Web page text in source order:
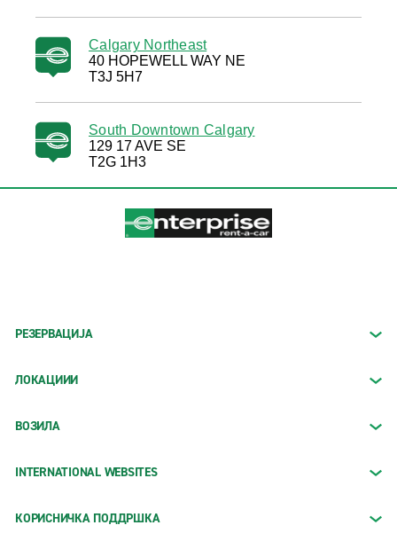
Calgary Northeast
40 HOPEWELL WAY NE
T3J 5H7
South Downtown Calgary
129 17 AVE SE
T2G 1H3
РЕЗЕРВАЦИЈА
ЛОКАЦИИИ
ВОЗИЛА
INTERNATIONAL WEBSITES
КОРИСНИЧКА ПОДДРШКА